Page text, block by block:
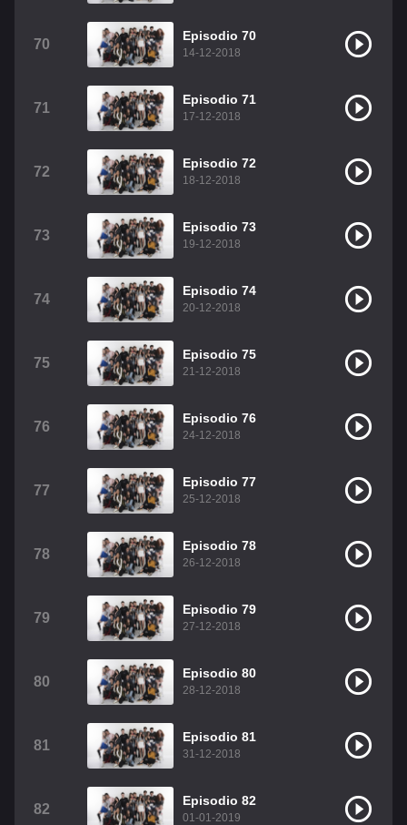
70
Episodio 70
14-12-2018
71
Episodio 71
17-12-2018
72
Episodio 72
18-12-2018
73
Episodio 73
19-12-2018
74
Episodio 74
20-12-2018
75
Episodio 75
21-12-2018
76
Episodio 76
24-12-2018
77
Episodio 77
25-12-2018
78
Episodio 78
26-12-2018
79
Episodio 79
27-12-2018
80
Episodio 80
28-12-2018
81
Episodio 81
31-12-2018
82
Episodio 82
01-01-2019